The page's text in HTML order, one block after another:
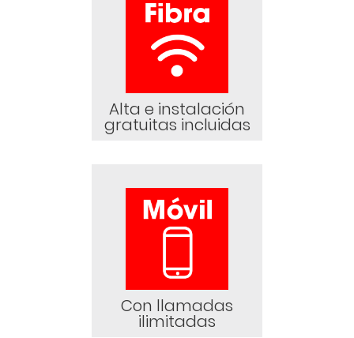
Alta e instalación
gratuitas incluidas
Con llamadas
ilimitadas